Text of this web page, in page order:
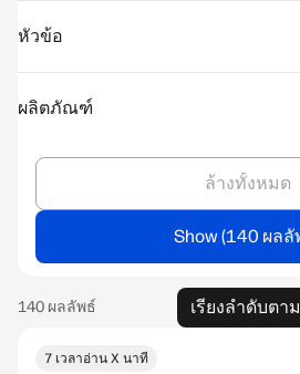
หัวข้อ
ผลิตภัณฑ์
ล้างทั้งหมด
Show
เรียงลำดับตาม
7 เวลาอ่าน X นาที